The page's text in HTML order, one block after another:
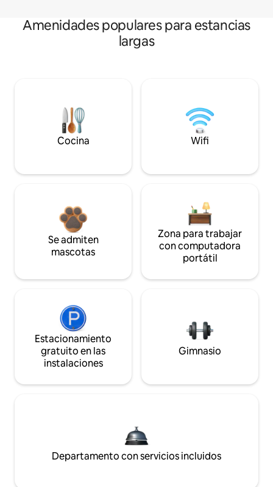
Amenidades populares para estancias
largas
Cocina Wifi
Se admiten
mascotas
Zona para trabajar
con computadora
portátil
Estacionamiento
gratuito en las
instalaciones
Gimnasio
Departamento con servicios incluidos